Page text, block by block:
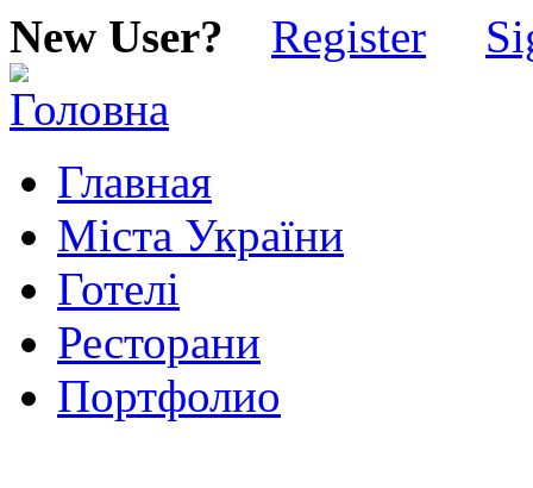
New User? Register
Главная
Міста України
Готелі
Ресторани
Портфолио